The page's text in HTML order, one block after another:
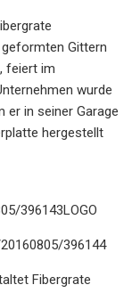
Gittern
feiert im
wurde
er in seiner Garage
hergestellt
396143LOGO
396144
Fibergrate